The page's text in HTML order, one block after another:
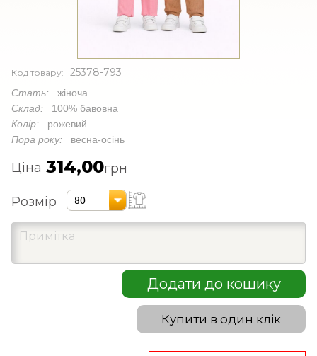
Код товару: 25378-793
Стать: жіноча
Склад: 100% бавовна
Колір: рожевий
Пора року: весна-осінь
Ціна 314,00грн
Розмір 80
Додати до кошику
Купити в один клік